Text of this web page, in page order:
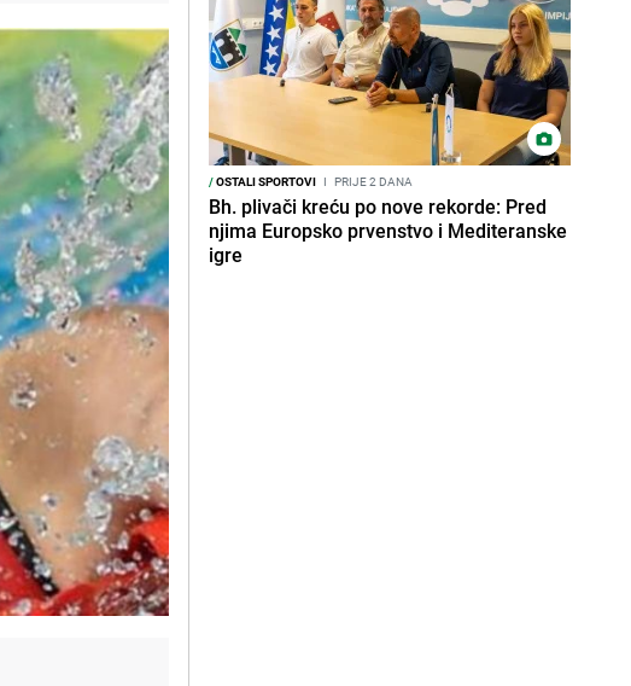
/OSTALI SPORTOVI I PRIJE 2 DANA
Bh. plivači kreću po nove rekorde: Pred
njima Europsko prvenstvo i Mediteranske
igre